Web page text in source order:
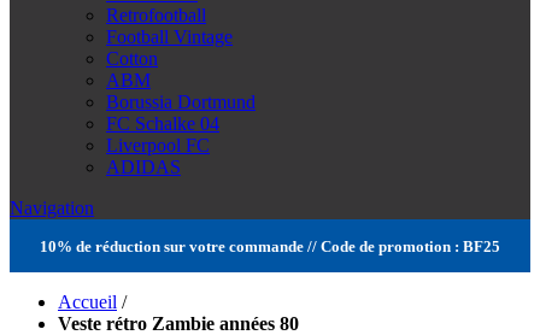
Retrofootball
Football Vintage
Cotton
ABM
Borussia Dortmund
FC Schalke 04
Liverpool FC
ADIDAS
Navigation
10% de réduction sur votre commande // Code de promotion : BF25
Accueil /
Veste rétro Zambie années 80